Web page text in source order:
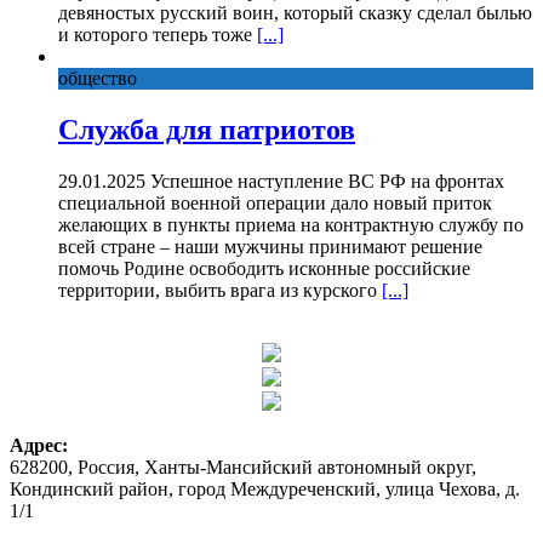
девяностых русский воин, который сказку сделал былью
и которого теперь тоже [...]
общество
Служба для патриотов
29.01.2025 Успешное наступление ВС РФ на фронтах
специальной военной операции дало новый приток
желающих в пункты приема на контрактную службу по
всей стране – наши мужчины принимают решение
помочь Родине освободить исконные российские
территории, выбить врага из курского [...]
Адрес:
628200, Россия, Ханты-Мансийский автономный округ,
Кондинский район, город Междуреченский, улица Чехова, д.
1/1